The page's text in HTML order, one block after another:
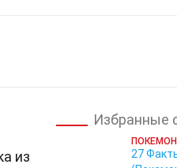
из
Избранные
ПОКЕМОН
27